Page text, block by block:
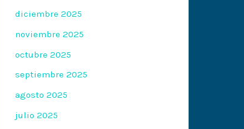
diciembre 2025
noviembre 2025
octubre 2025
septiembre 2025
agosto 2025
julio 2025